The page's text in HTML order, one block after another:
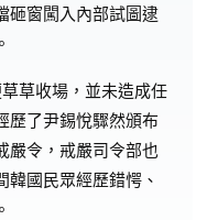
砸窗闖入內部試圖逮
草收場，並未造成任
歷了尹錫悅驟然頒布
嚴令，戒嚴司令部也
韓國民眾經歷錯愕、